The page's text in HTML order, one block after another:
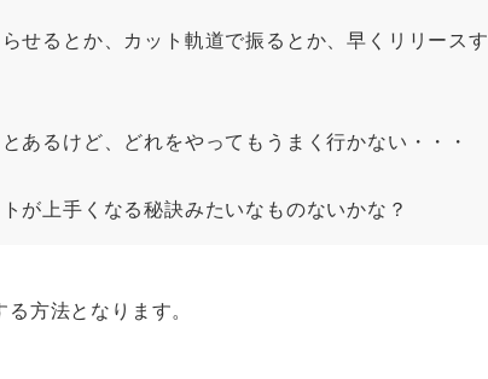
せるとか、カット軌道で振るとか、早くリリースす
あるけど、どれをやってもうまく行かない・・・
が上手くなる秘訣みたいなものないかな？
方法となります。